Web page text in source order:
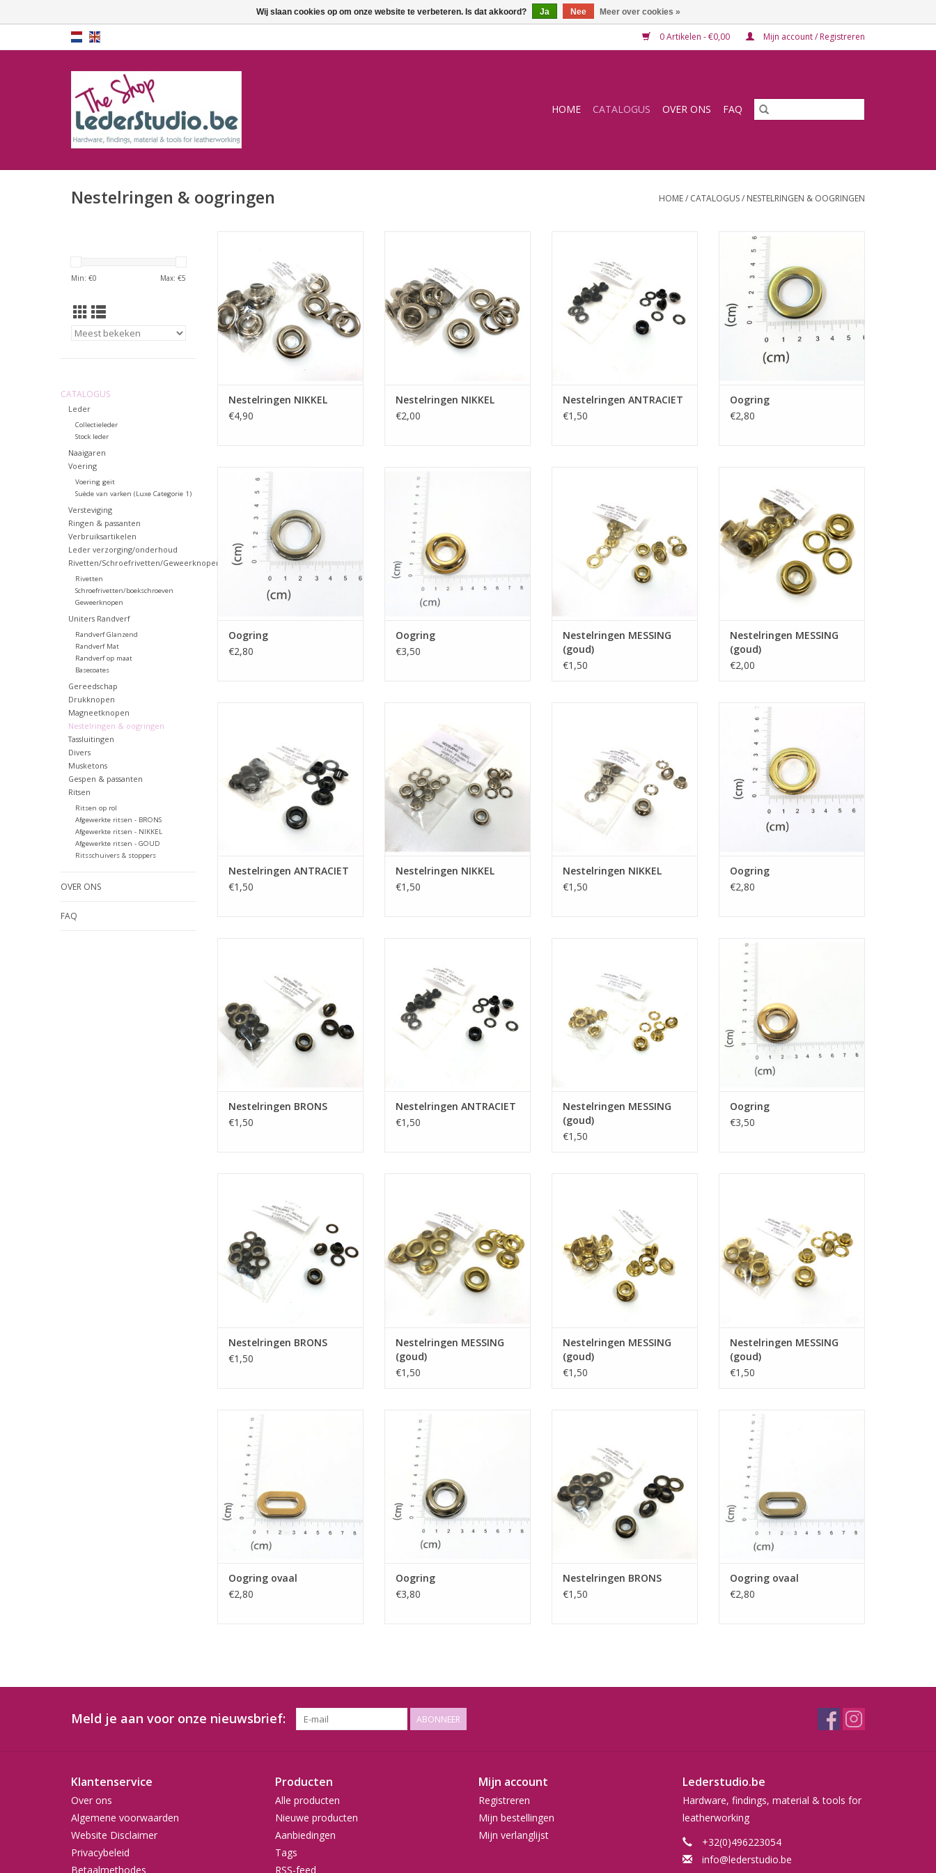
0 Artikelen - €0,00 Mijn account / Registreren
HOME CATALOGUS OVER ONS FAQ
Nestelringen & oogringen HOME/ CATALOGUS/ NESTELRINGEN & OOGRINGEN
Min: €0 Max: €5
CATALOGUS
Leder
Collectieleder
Stock leder
Naaigaren
Voering
Voering geit
Suède van varken (Luxe Categorie 1)
Versteviging
Ringen & passanten
Verbruiksartikelen
Leder verzorging/onderhoud
Rivetten/Schroefrivetten/Geweerknopen
Rivetten
Schroefrivetten/boekschroeven
Geweerknopen
Uniters Randverf
Randverf Glanzend
Randverf Mat
Randverf op maat
Basecoates
Gereedschap
Drukknopen
Magneetknopen
Nestelringen & oogringen
Tassluitingen
Divers
Musketons
Gespen & passanten
Ritsen
Ritsen op rol
Afgewerkte ritsen - BRONS
Afgewerkte ritsen - NIKKEL
Afgewerkte ritsen - GOUD
Ritsschuivers & stoppers
OVER ONS
FAQ
TOEVOEGEN AAN WINKELWAGEN
Nestelringen NIKKEL
€4,90
Nestelringen NIKKEL
€2,00
TOEVOEGEN AAN WINKELWAGEN
Nestelringen ANTRACIET
€1,50
Oogring
€2,80
Oogring
€2,80
Oogring
€3,50
Nestelringen MESSING
(goud)
€1,50
TOEVOEGEN AAN WINKELWAGEN
Nestelringen MESSING
(goud)
€2,00
Nestelringen ANTRACIET
€1,50
TOEVOEGEN AAN WINKELWAGEN
Nestelringen NIKKEL
€1,50
Nestelringen NIKKEL
€1,50
Oogring
€2,80
Nestelringen BRONS
€1,50
TOEVOEGEN AAN WINKELWAGEN
Nestelringen ANTRACIET
€1,50
Nestelringen MESSING
(goud)
€1,50
Oogring
€3,50
TOEVOEGEN AAN WINKELWAGEN
Nestelringen BRONS
€1,50
Nestelringen MESSING
(goud)
€1,50
Nestelringen MESSING
(goud)
€1,50
Nestelringen MESSING
(goud)
€1,50
Oogring ovaal
€2,80
Oogring
€3,80
Nestelringen BRONS
€1,50
Oogring ovaal
€2,80
Meld je aan voor onze nieuwsbrief: ABONNEER
Klantenservice
Over ons
Algemene voorwaarden
Website Disclaimer
Privacybeleid
Betaalmethodes
Producten
Alle producten
Nieuwe producten
Aanbiedingen
Tags
RSS-feed
Mijn account
Registreren
Mijn bestellingen
Mijn verlanglijst
Lederstudio.be
Hardware, findings, material & tools for
leatherworking
+32(0)496223054
info@lederstudio.be
Wij slaan cookies op om onze website te verbeteren. Is dat akkoord? Ja Nee Meer over cookies »